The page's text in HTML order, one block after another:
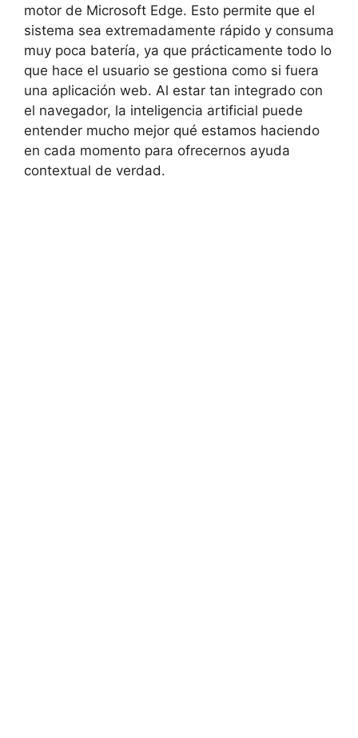
motor de Microsoft Edge. Esto permite que el
sistema sea extremadamente rápido y consuma
muy poca batería, ya que prácticamente todo lo
que hace el usuario se gestiona como si fuera
una aplicación web. Al estar tan integrado con
el navegador, la inteligencia artificial puede
entender mucho mejor qué estamos haciendo
en cada momento para ofrecernos ayuda
contextual de verdad.